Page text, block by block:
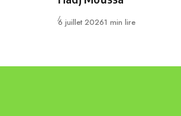
Publié
6 juillet 20261 min lire